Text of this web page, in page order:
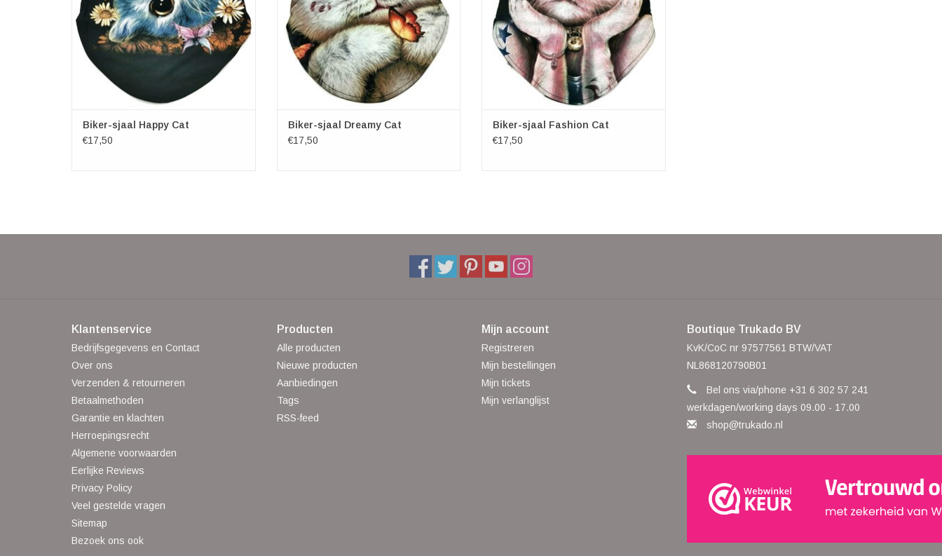
te
TOEVOEGEN AAN WINKELWAGEN
Biker-sjaal Happy Cat
€17,50
te
TOEVOEGEN AAN WINKELWAGEN
Biker-sjaal Dreamy Cat
€17,50
te
TOEVOEGEN AAN WINKELWAGEN
Biker-sjaal Fashion Cat
€17,50
Klantenservice
Bedrijfsgegevens en Contact
Over ons
Verzenden & retourneren
Betaalmethoden
Garantie en klachten
Herroepingsrecht
Algemene voorwaarden
Eerlijke Reviews
Privacy Policy
Veel gestelde vragen
Sitemap
Bezoek ons ook
Producten
Alle producten
Nieuwe producten
Aanbiedingen
Tags
RSS-feed
Mijn account
Registreren
Mijn bestellingen
Mijn tickets
Mijn verlanglijst
Boutique Trukado BV
KvK/CoC nr 97577561 BTW/VAT
NL868120790B01
Bel ons via/phone +31 6 302 57 241
werkdagen/working days 09.00 - 17.00
shop@trukado.nl